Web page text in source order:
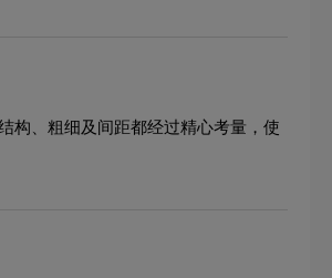
构、粗细及间距都经过精心考量，使